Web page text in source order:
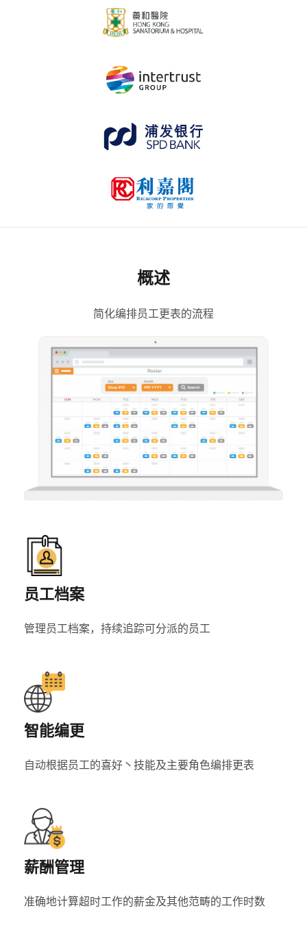
概述
简化编排员工更表的流程
员工档案
管理员工档案，持续追踪可分派的员工
智能编更
自动根据员工的喜好丶技能及主要角色编排更表
薪酬管理
准确地计算超时工作的薪金及其他范畴的工作时数